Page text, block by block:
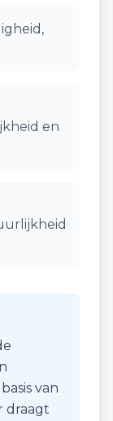
en
van
draagt